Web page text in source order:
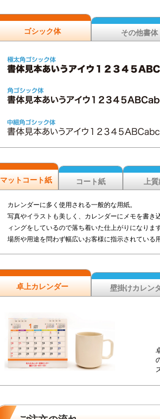
ゴシック体 その他書体
マットコート紙 コート紙 上
カレンダーに多く使用される一般的な用紙。
写真やイラストも美しく、カレンダーにメモを書き
ィングをしているので落ち着いた仕上がりになります
場所や用途を問わず幅広いお客様に指示されている
卓上カレンダー 壁掛けカレン